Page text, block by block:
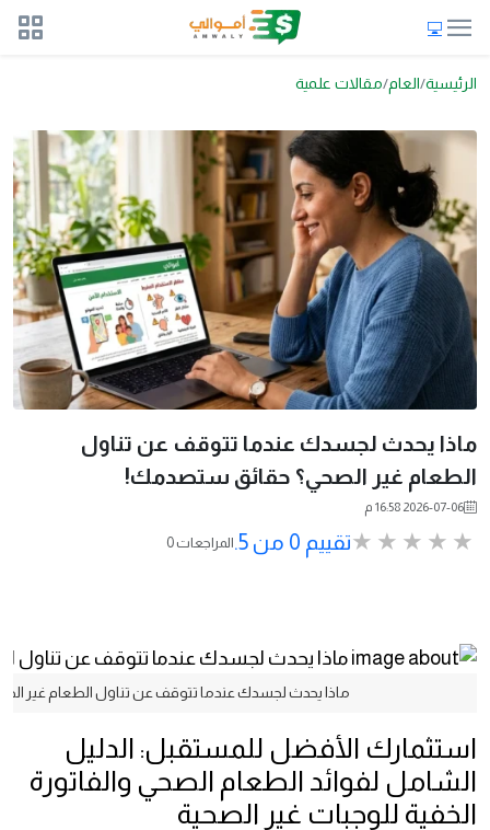
الرئيسية العام مقالات علمية
ماذا يحدث لجسدك عندما تتوقف عن تناول
الطعام غير الصحي؟ حقائق ستصدمك!
2026-07-06 16:58 م
تقييم 0 من 5. 0 المراجعات
ماذا يحدث لجسدك عندما تتوقف عن تناول الطعام غير
استثمارك الأفضل للمستقبل: الدليل
الشامل لفوائد الطعام الصحي والفاتورة
الخفية للوجبات غير الصحية